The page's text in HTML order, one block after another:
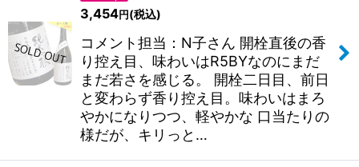
3,454円(税込)
コメント担当：N子さん 開栓直後の香
り控え目、味わいはR5BYなのにまだ
まだ若さを感じる。 開栓二日目、前日
と変わらず香り控え目。味わいはまろ
やかになりつつ、軽やかな 口当たりの
様だが、キリっと…